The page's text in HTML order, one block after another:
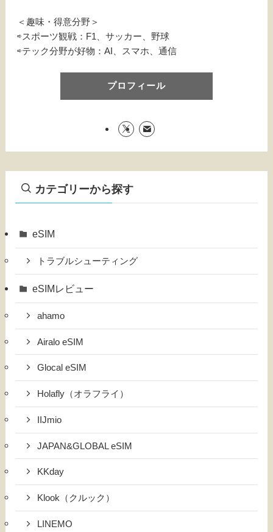
＜趣味・得意分野＞
⇨スポーツ観戦：F1、サッカー、野球
⇨テック分野が好物：AI、スマホ、通信
プロフィール
カテゴリーから探す
eSIM
トラブルシューティング
eSIMレビュー
ahamo
Airalo eSIM
Glocal eSIM
Holafly（オラフライ）
IIJmio
JAPAN&GLOBAL eSIM
KKday
Klook（クルック）
LINEMO